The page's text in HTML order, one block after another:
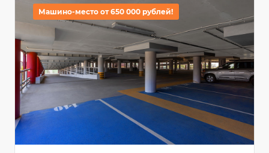
Машино-место от 650 000 рублей!